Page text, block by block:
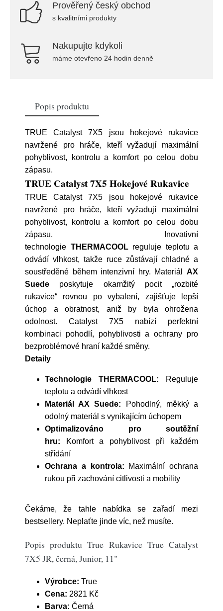
Prověřený český obchod
s kvalitními produkty
Nakupujte kdykoli
máme otevřeno 24 hodin denně
Popis produktu
TRUE Catalyst 7X5 jsou hokejové rukavice
navržené pro hráče, kteří vyžadují maximální
pohyblivost, kontrolu a komfort po celou dobu
zápasu.
TRUE Catalyst 7X5 Hokejové Rukavice
TRUE Catalyst 7X5 jsou hokejové rukavice
navržené pro hráče, kteří vyžadují maximální
pohyblivost, kontrolu a komfort po celou dobu
zápasu. Inovativní
technologie THERMACOOLreguluje teplotu a
odvádí vlhkost, takže ruce zůstávají chladné a
soustředěné během intenzivní hry. Materiál AX
Suede poskytuje okamžitý pocit „rozbité
rukavice“ rovnou po vybalení, zajišťuje lepší
úchop a obratnost, aniž by byla ohrožena
odolnost. Catalyst 7X5 nabízí perfektní
kombinaci pohodlí, pohyblivosti a ochrany pro
bezproblémové hraní každé směny.
Detaily
Technologie THERMACOOL: Reguluje
teplotu a odvádí vlhkost
Materiál AX Suede: Pohodlný, měkký a
odolný materiál s vynikajícím úchopem
Optimalizováno pro soutěžní
hru: Komfort a pohyblivost při každém
střídání
Ochrana a kontrola: Maximální ochrana
rukou při zachování citlivosti a mobility
Čekáme, že tahle nabídka se zařadí mezi
bestsellery. Neplaťte jinde víc, než musíte.
Popis produktu True Rukavice True Catalyst
7X5 JR, černá, Junior, 11"
Výrobce: True
Cena: 2821 Kč
Barva: Černá